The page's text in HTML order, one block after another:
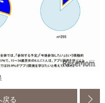
戻る